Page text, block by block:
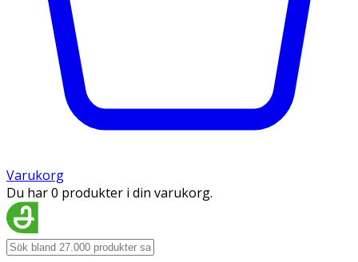
Varukorg
Du har 0 produkter i din varukorg.